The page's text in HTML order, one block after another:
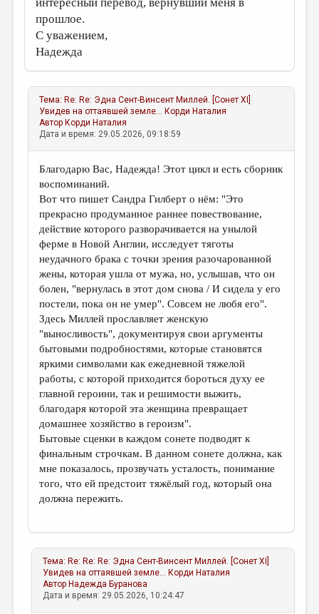
прошлое.
С уважением,
Надежда
Тема: Re: Re: Эдна Сент-Винсент Миллей. [Сонет XI]
Увидев на оттаявшей земле... Корди Наталия
Автор Корди Наталия
Дата и время: 29.05.2026, 09:18:59
Благодарю Вас, Надежда! Этот цикл и есть сборник
воспоминаний.
Вот что пишет Сандра Гилберт о нём: "Это
прекрасно продуманное раннее повествование,
действие которого разворачивается на унылой
ферме в Новой Англии, исследует тяготы
неудачного брака с точки зрения разочарованной
жены, которая ушла от мужа, но, услышав, что он
болен, "вернулась в этот дом снова / И сидела у его
постели, пока он не умер". Совсем не любя его".
Здесь Миллей прославляет женскую
"выносливость", документируя свои аргументы
бытовыми подробностями, которые становятся
яркими символами как ежедневной тяжелой
работы, с которой приходится бороться духу ее
главной героини, так и решимости выжить,
благодаря которой эта женщина превращает
домашнее хозяйство в героизм".
Бытовые сценки в каждом сонете подводят к
финальным строчкам. В данном сонете должна, как
мне показалось, прозвучать усталость, понимание
того, что ей предстоит тяжёлый год, который она
должна пережить.
Тема: Re: Re: Re: Эдна Сент-Винсент Миллей. [Сонет XI]
Увидев на оттаявшей земле... Корди Наталия
Автор Надежда Буранова
Дата и время: 29.05.2026, 10:24:47